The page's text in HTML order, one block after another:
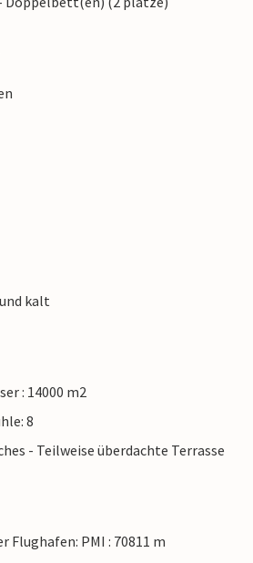
Sa Marjal ist weniger als 2 km
kalt
: 14000 m2
8
- Teilweise überdachte Terrasse
Flughafen: PMI : 70811 m